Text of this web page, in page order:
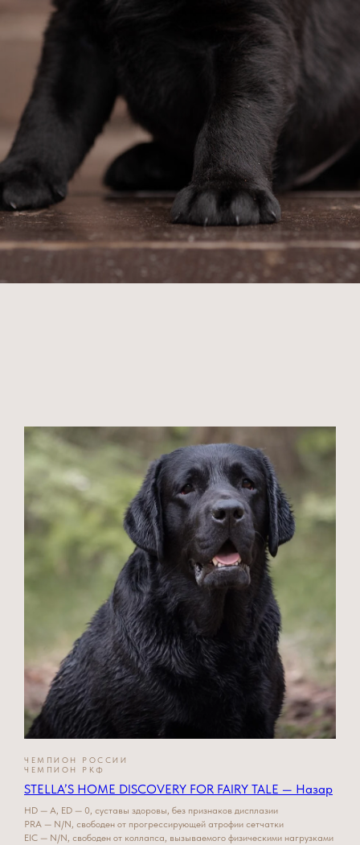
ЧЕМПИОН РОССИИ
ЧЕМПИОН РКФ
STELLA’S HOME DISCOVERY FOR FAIRY TALE — Назар
HD — A, ED — 0, суставы здоровы, без признаков дисплазии
PRA — N/N, свободен от прогрессирующей атрофии сетчатки
EIC — N/N, свободен от коллапса, вызываемого физическими нагрузками